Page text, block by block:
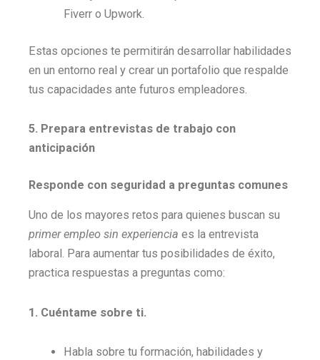
Fiverr o Upwork.
Estas opciones te permitirán desarrollar habilidades
en un entorno real y crear un portafolio que respalde
tus capacidades ante futuros empleadores.
5. Prepara entrevistas de trabajo con
anticipación
Responde con seguridad a preguntas comunes
Uno de los mayores retos para quienes buscan su
primer empleo sin experiencia es la entrevista
laboral. Para aumentar tus posibilidades de éxito,
practica respuestas a preguntas como:
1. Cuéntame sobre ti.
Habla sobre tu formación, habilidades y